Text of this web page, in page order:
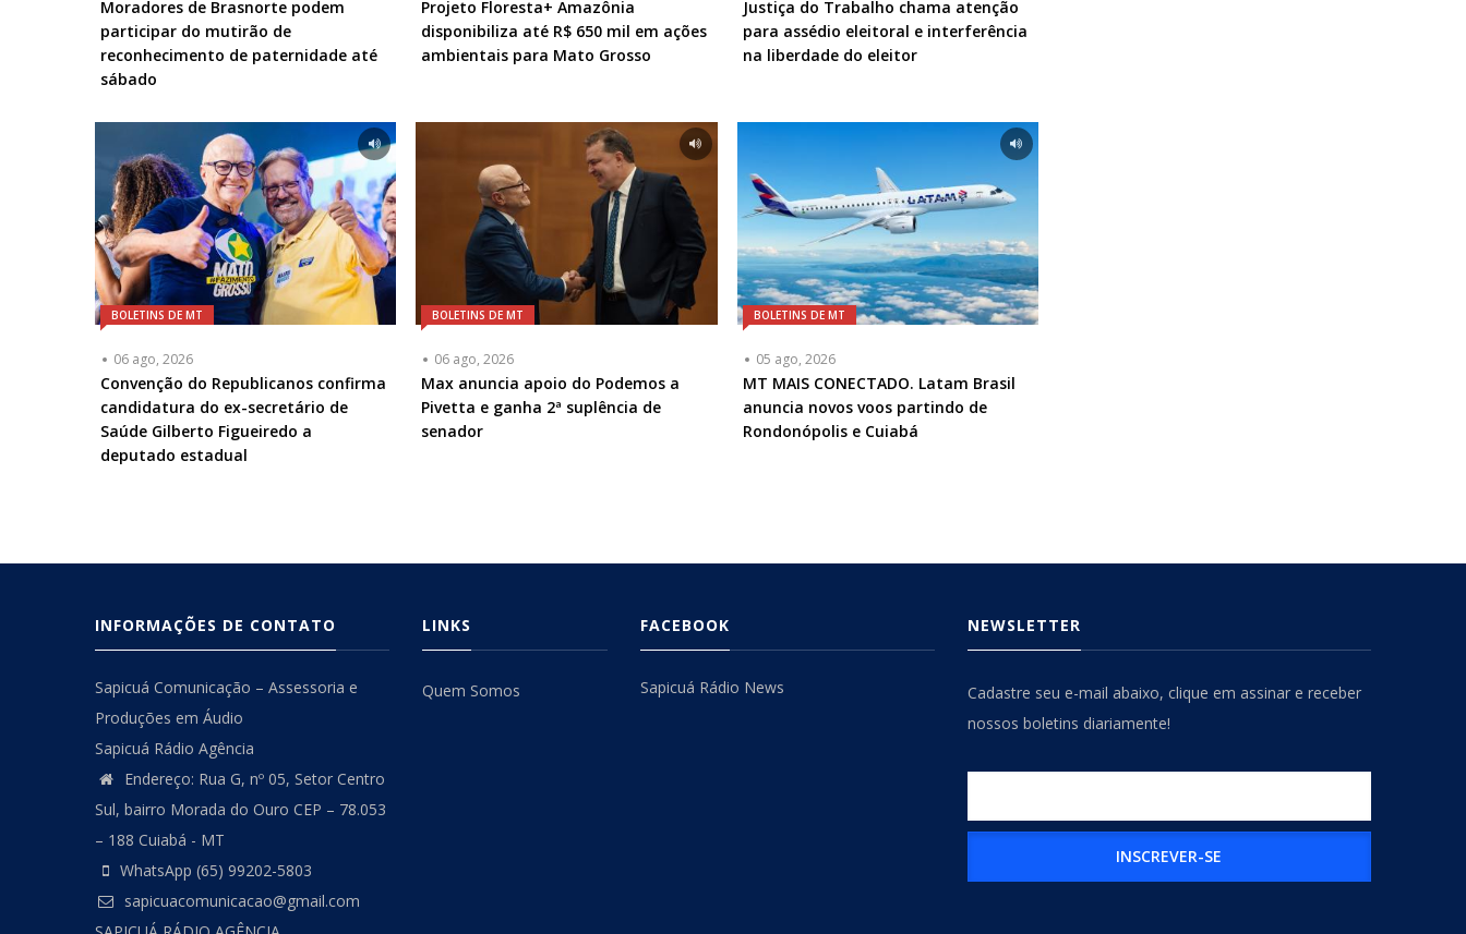
Moradores de Brasnorte podem
participar do mutirão de
reconhecimento de paternidade até
sábado
Projeto Floresta+ Amazônia
disponibiliza até R$ 650 mil em ações
ambientais para Mato Grosso
Justiça do Trabalho chama atenção
para assédio eleitoral e interferência
na liberdade do eleitor
BOLETINS DE MT
06 ago, 2026
Convenção do Republicanos confirma
candidatura do ex-secretário de
Saúde Gilberto Figueiredo a
deputado estadual
BOLETINS DE MT
06 ago, 2026
Max anuncia apoio do Podemos a
Pivetta e ganha 2ª suplência de
senador
BOLETINS DE MT
05 ago, 2026
MT MAIS CONECTADO. Latam Brasil
anuncia novos voos partindo de
Rondonópolis e Cuiabá
INFORMAÇÕES DE CONTATO
Sapicuá Comunicação – Assessoria e
Produções em Áudio
Sapicuá Rádio Agência
Endereço: Rua G, nº 05, Setor Centro
Sul, bairro Morada do Ouro CEP – 78.053
– 188 Cuiabá - MT
WhatsApp (65) 99202-5803
sapicuacomunicacao@gmail.com
LINKS
Quem Somos
FACEBOOK
Sapicuá Rádio News
NEWSLETTER
Cadastre seu e-mail abaixo, clique em assinar e receber
nossos boletins diariamente!